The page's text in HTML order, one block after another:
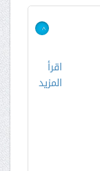
>
اقرأ
المزيد